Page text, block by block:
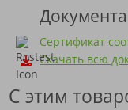
Сертификат
Скачать всю
С этим